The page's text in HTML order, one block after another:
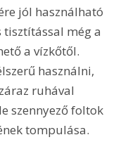
még a
a vízkőtől.
használni,
ruhával
szennyező foltok
tompulása.